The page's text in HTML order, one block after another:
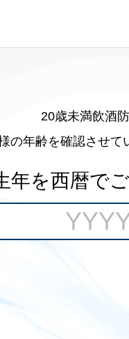
20歳未満飲酒
の年齢を確認させて
年を西暦で